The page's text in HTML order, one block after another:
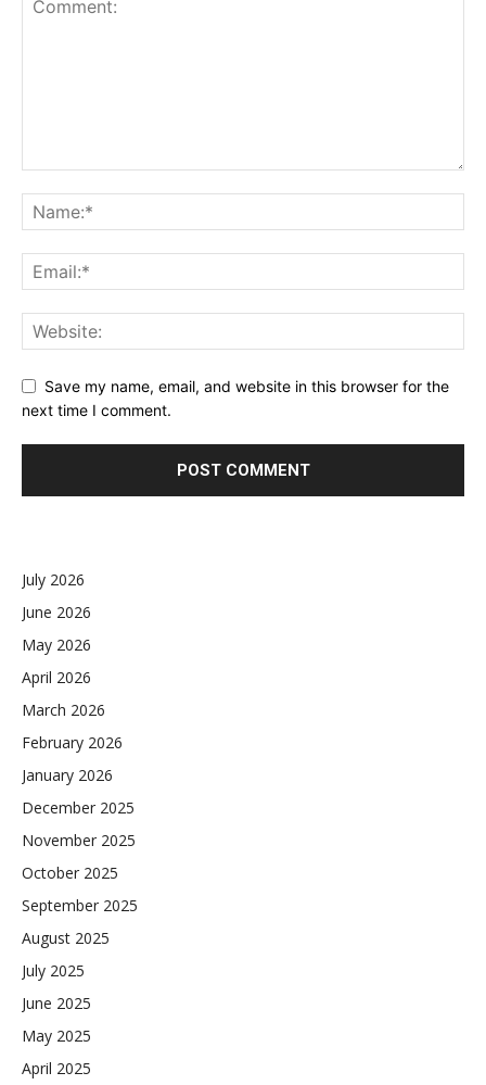
Save my name, email, and website in this browser for the
next time I comment.
July 2026
June 2026
May 2026
April 2026
March 2026
February 2026
January 2026
December 2025
November 2025
October 2025
September 2025
August 2025
July 2025
June 2025
May 2025
April 2025